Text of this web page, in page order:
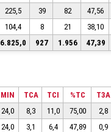
225,5 39 82 47,56
104,4 8 21 38,10
6.825,0 927 1.956 47,39
MIN TCA TCI %TC T3A
24,0 8,3 11,0 75,00 2,8
24,0 3,1 6,4 47,89 0,9